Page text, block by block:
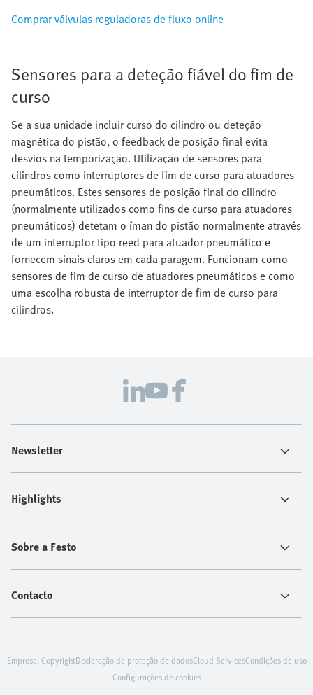
Comprar válvulas reguladoras de fluxo online
Sensores para a deteção fiável do fim de
curso
Se a sua unidade incluir curso do cilindro ou deteção
magnética do pistão, o feedback de posição final evita
desvios na temporização. Utilização de sensores para
cilindros como interruptores de fim de curso para atuadores
pneumáticos. Estes sensores de posição final do cilindro
(normalmente utilizados como fins de curso para atuadores
pneumáticos) detetam o íman do pistão normalmente através
de um interruptor tipo reed para atuador pneumático e
fornecem sinais claros em cada paragem. Funcionam como
sensores de fim de curso de atuadores pneumáticos e como
uma escolha robusta de interruptor de fim de curso para
cilindros.
Newsletter
Highlights
Sobre a Festo
Contacto
Empresa, CopyrightDeclaração de proteção de dadosCloud ServicesCondições de uso
Configurações de cookies